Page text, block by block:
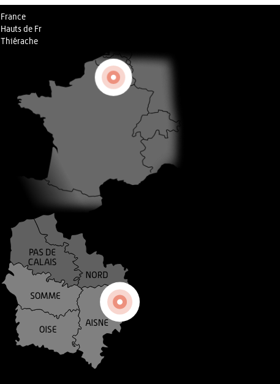
France
Hauts de Fr
Thiérache